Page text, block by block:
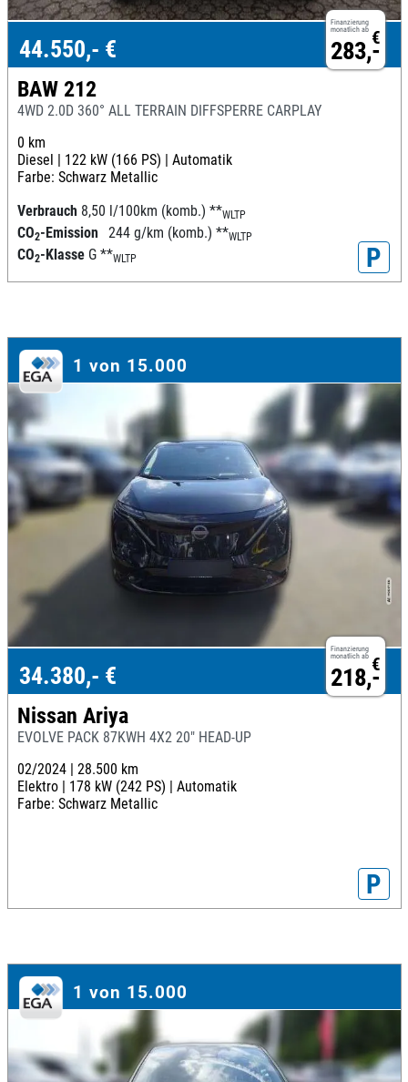
Finanzierung
monatlich ab €
283,-
44.550,- €
BAW 212
4WD 2.0D 360° ALL TERRAIN DIFFSPERRE CARPLAY
0 km
Diesel | 122 kW (166 PS) | Automatik
Farbe: Schwarz Metallic
Verbrauch 8,50 l/100km (komb.) **WLTP
CO2-Emission 244 g/km (komb.) **WLTP
CO2-Klasse G **WLTP P
1 von 15.000
Finanzierung
monatlich ab €
218,-
34.380,- €
Nissan Ariya
EVOLVE PACK 87KWH 4X2 20" HEAD-UP
02/2024 | 28.500 km
Elektro | 178 kW (242 PS) | Automatik
Farbe: Schwarz Metallic
P
1 von 15.000